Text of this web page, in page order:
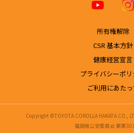
トヨタカローラ博多 公式ホームページ
【北九州エリアの店舗一覧】
所有権解除
CSR 基本方針
健康経営宣言
プライバシーポリ
ご利用にあたっ
Copyright ©TOYOTA COROLLA HAKATA CO.,
福岡県公安委員会 第第